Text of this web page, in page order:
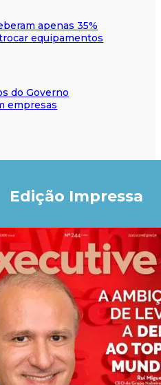
apenas 35%
equipamentos
do Governo
empresas
Edição Impressa